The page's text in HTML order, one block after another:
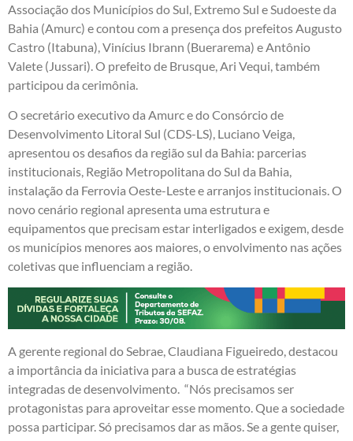
Associação dos Municípios do Sul, Extremo Sul e Sudoeste da
Bahia (Amurc) e contou com a presença dos prefeitos Augusto
Castro (Itabuna), Vinícius Ibrann (Buerarema) e Antônio
Valete (Jussari). O prefeito de Brusque, Ari Vequi, também
participou da cerimônia.
O secretário executivo da Amurc e do Consórcio de
Desenvolvimento Litoral Sul (CDS-LS), Luciano Veiga,
apresentou os desafios da região sul da Bahia: parcerias
institucionais, Região Metropolitana do Sul da Bahia,
instalação da Ferrovia Oeste-Leste e arranjos institucionais. O
novo cenário regional apresenta uma estrutura e
equipamentos que precisam estar interligados e exigem, desde
os municípios menores aos maiores, o envolvimento nas ações
coletivas que influenciam a região.
A gerente regional do Sebrae, Claudiana Figueiredo, destacou
a importância da iniciativa para a busca de estratégias
integradas de desenvolvimento. “Nós precisamos ser
protagonistas para aproveitar esse momento. Que a sociedade
possa participar. Só precisamos dar as mãos. Se a gente quiser,